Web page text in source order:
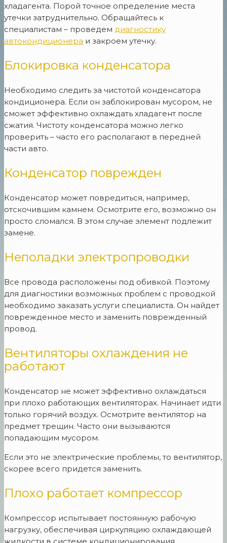
хладагента. Порой точное определение места
утечки затруднительно. Обращайтесь к
специалистам – проведем диагностику
автокондиционера и закроем утечку.
Блокировка конденсатора
Необходимо следить за чистотой конденсатора
кондиционера. Если он заблокирован мусором, не
сможет эффективно охлаждать хладагент после
сжатия. Чистоту конденсатора можно легко
проверить – часто его располагают в передней
части авто.
Конденсатор поврежден
Конденсатор может повредиться, например,
отскочившим камнем. Осмотрите его, возможно он
просто сломался. В этом случае элемент подлежит
замене.
Неполадки электропроводки
Все провода расположены под обивкой. Поэтому
для диагностики возможных проблем с проводкой
необходимо заказать услуги специалиста. Он найдет
поврежденное место и заменить поврежденный
провод.
Вентиляторы охлаждения не
работают
Конденсатор не может эффективно охлаждаться
при плохо работающих вентиляторах. Начинает идти
только горячий воздух. Осмотрите вентилятор на
предмет трещин. Часто они вызываются
попадающим мусором.
Если это не электрические проблемы, то вентилятор,
скорее всего придется заменить.
Плохо работает компрессор
Компрессор испытывает постоянную рабочую
нагрузку, обеспечивая циркуляцию охлаждающей